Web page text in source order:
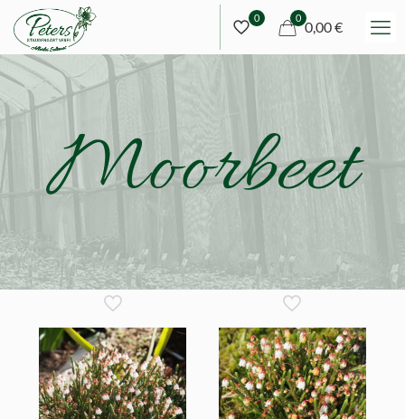
0 0
0,00 €
Moorbeet